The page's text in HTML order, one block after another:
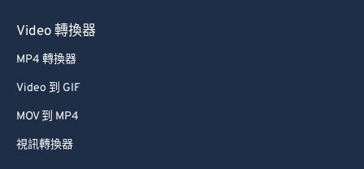
Video 轉換器
MP4 轉換器
Video 到 GIF
MOV 到 MP4
視訊轉換器